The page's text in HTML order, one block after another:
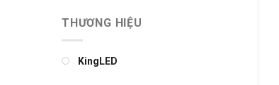
THƯƠNG HIỆU
KingLED